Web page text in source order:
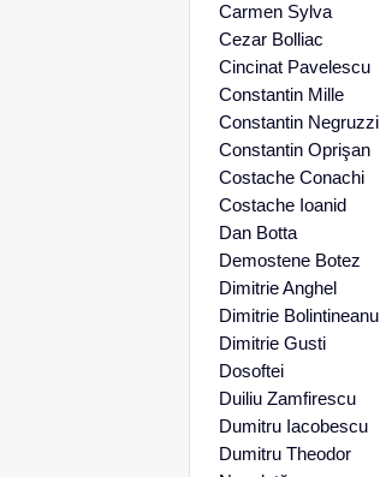
Carmen Sylva
Cezar Bolliac
Cincinat Pavelescu
Constantin Mille
Constantin Negruzzi
Constantin Oprişan
Costache Conachi
Costache Ioanid
Dan Botta
Demostene Botez
Dimitrie Anghel
Dimitrie Bolintineanu
Dimitrie Gusti
Dosoftei
Duiliu Zamfirescu
Dumitru Iacobescu
Dumitru Theodor